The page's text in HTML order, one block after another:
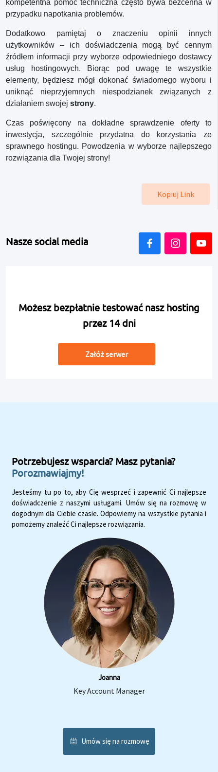
kompetentna pomoc techniczna często bywa bezcenna w
przypadku napotkania problemów.
Dodatkowo pamiętaj o znaczeniu opinii innych
użytkowników – ich doświadczenia mogą być cennym
źródłem informacji przy wyborze odpowiedniego dostawcy
usług hostingowych. Biorąc pod uwagę te wszystkie
elementy, będziesz mógł dokonać świadomego wyboru i
uniknąć nieprzyjemnych niespodzianek związanych z
działaniem swojej strony.
Czas poświęcony na dokładne sprawdzenie oferty to
inwestycja, szczególnie przydatna do korzystania ze
sprawnego hostingu. Powodzenia w wyborze najlepszego
rozwiązania dla Twojej strony!
Kopiuj Link
Nasze social media
Możesz bezpłatnie testować nasz hosting
przez 14 dni
Załóż serwer
Potrzebujesz wsparcia? Masz pytania?
Porozmawiajmy!
Jesteśmy tu po to, aby Cię wesprzeć i zapewnić Ci najlepsze
doświadczenie z naszymi usługami. Umów się na rozmowę w
dogodnym dla Ciebie czasie. Odpowiemy na wszystkie pytania i
pomożemy znaleźć Ci najlepsze rozwiązania.
Joanna
Key Account Manager
Umów się na rozmowę